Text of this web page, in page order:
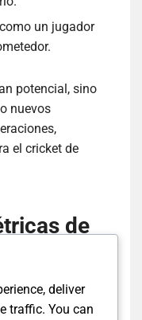
un jugador
potencial, sino
nuevos
el cricket de
de
deliver
traffic. You can